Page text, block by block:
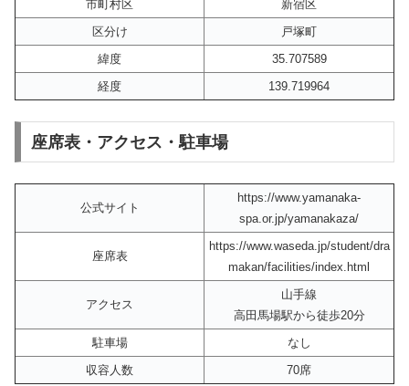
市町村区
新宿区
区分け
戸塚町
緯度
35.707589
経度
139.719964
座席表・アクセス・駐車場
公式サイト
https://www.yamanaka-
spa.or.jp/yamanakaza/
座席表
https://www.waseda.jp/student/dra
makan/facilities/index.html
アクセス
山手線
高田馬場駅から徒歩20分
駐車場
なし
収容人数
70席